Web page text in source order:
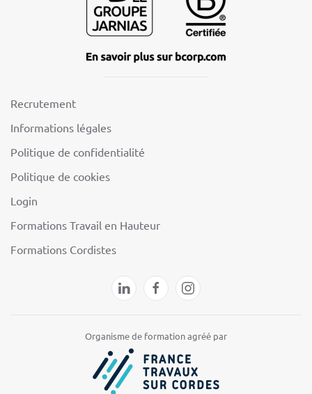
Recrutement
Informations légales
Politique de confidentialité
Politique de cookies
Login
Formations Travail en Hauteur
Formations Cordistes
Organisme de formation agréé par